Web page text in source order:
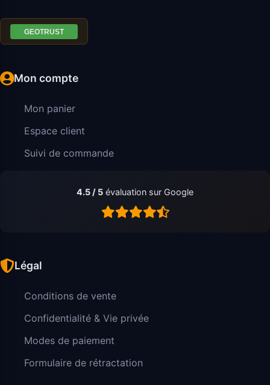
Mon compte
Mon panier
Espace client
Suivi de commande
4.5 / 5 évaluation sur Google
Légal
Conditions de vente
Confidentialité & Vie privée
Modes de paiement
Formulaire de rétractation